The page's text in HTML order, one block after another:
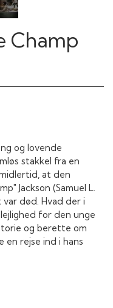
Champ
og lovende
stakkel fra en
at den
Jackson (Samuel L.
død. Hvad der i
for den unge
og berette om
en rejse ind i hans